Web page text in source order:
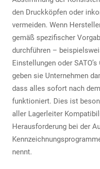
den Druckköpfen oder
vermeiden. Wenn
gemäß spezifischer
durchführen –
Einstellungen oder
geben sie Unternehmen
dass alles sofort nach
funktioniert. Dies ist
aller Lagerleiter
Herausforderung bei der
nennt.